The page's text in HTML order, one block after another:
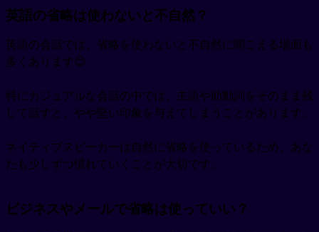
英語の省略は使わないと不自然？
英語の会話では、省略を使わないと不自然に聞こえる場面も
多くあります😊
特にカジュアルな会話の中では、主語や助動詞をそのまま残
して話すと、やや堅い印象を与えてしまうことがあります。
ネイティブスピーカーは自然に省略を使っているため、あな
たも少しずつ慣れていくことが大切です。
ビジネスやメールで省略は使っていい？